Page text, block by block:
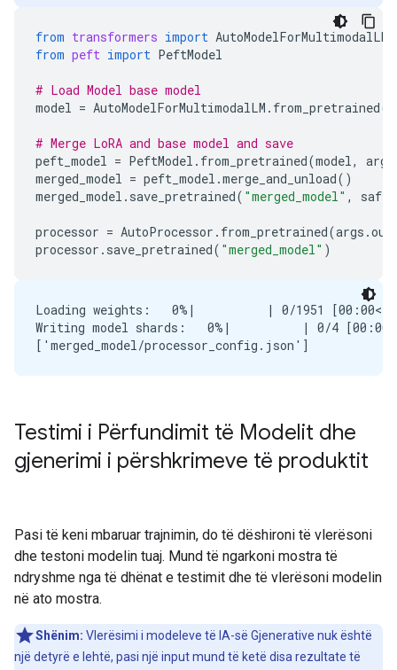
from transformers import AutoModelForMultimodalLM
from peft import PeftModel
# Load Model base model
model = AutoModelForMultimodalLM . from_pretrained(
# Merge LoRA and base model and save
peft_model = PeftModel . from_pretrained(model, args
merged_model = peft_model .merge_and_unload()
merged_model . save_pretrained( "merged_model" ,
processor = AutoProcessor . from_pretrained(args .
processor . save_pretrained( "merged_model" )
Loading weights:   0%|          | 0/1951
Writing model shards:   0%|          | 0/4
Testimi i Përfundimit të Modelit dhe
gjenerimi i përshkrimeve të produktit
Pasi të keni mbaruar trajnimin, do të dëshironi të vlerësoni
dhe testoni modelin tuaj. Mund të ngarkoni mostra të
ndryshme nga të dhënat e testimit dhe të vlerësoni modelin
në ato mostra.
Shënim: Vlerësimi i modeleve të IA-së Gjenerative nuk është
një detyrë e lehtë, pasi një input mund të ketë disa rezultate të